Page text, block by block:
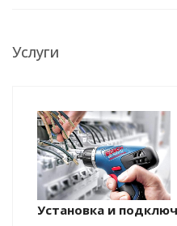
Услуги
Установка и